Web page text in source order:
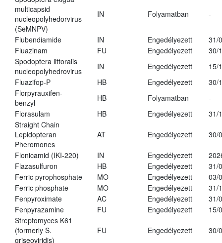
multicapsid
nucleopolyhedorvirus
(SeMNPV)
IN Folyamatban -
Flubendiamide IN Engedélyezett
31/
Fluazinam
FU Engedélyezett
30/
Spodoptera littoralis
nucleopolyhedrovirus
IN Engedélyezett
15/
Fluazifop-P
HB Engedélyezett
30/
Florpyrauxifen-
benzyl
HB Folyamatban
-
Florasulam
HB Engedélyezett
31/
Straight Chain
Lepidopteran
Pheromones
AT Engedélyezett 30/
Flonicamid (IKI-220) IN Engedélyezett
Flazasulfuron
HB Engedélyezett
31/
Ferric pyrophosphate
MO Engedélyezett
03/
Ferric phosphate
MO Engedélyezett
31/
Fenpyroximate
AC Engedélyezett
31/
Fenpyrazamine
FU Engedélyezett
15/
Streptomyces K61
(formerly S.
griseoviridis)
FU Engedélyezett 30/